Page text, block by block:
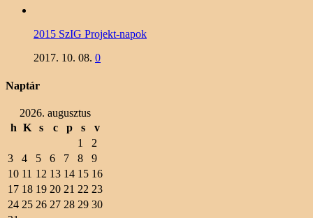
2015 SzIG Projekt-napok
2017. 10. 08. 0
Naptár
2026. augusztus
h K s c p s
v
1
2
3
4 5 6 7 8
9
10 11 12 13 14 15 16
17 18 19 20 21 22 23
24 25 26 27 28 29 30